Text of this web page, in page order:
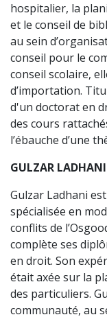
hospitalier, la
et le conseil de
au sein
conseil pour le
conseil scolaire,
d’importation.
d'un doctorat en
des cours
l’ébauche d’une
GULZAR LADHANI
Gulzar Ladhani
spécialisée en
conflits de
complète ses
en droit. Son
était axée sur la
des particuliers.
communauté, au